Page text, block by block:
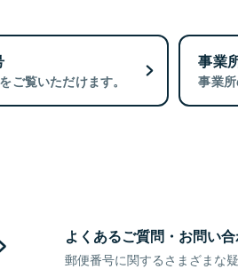
ご覧いただけます。
事業
事業
よくあるご質問・お問い
郵便番号に関するさまざまな